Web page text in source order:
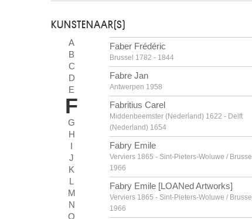
KUNSTENAAR(S)
A
B
C
D
E
F
G
H
I
J
K
L
M
N
O
Faber Frédéric
Brussel 1782 - 1844
Fabre Jan
Antwerpen 1958
Fabritius Carel
Middenbeemster (Nederland) 1622 - Delft
(Nederland) 1654
Fabry Emile
Verviers 1865 - Sint-Pieters-Woluwe / Brussel
1966
Fabry Emile [LOANed Artworks]
Verviers 1865 - Sint-Pieters-Woluwe / Brussel
1966